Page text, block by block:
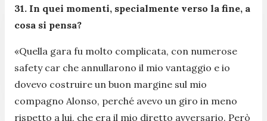
31. In quei momenti, specialmente verso la fine, a
cosa si pensa?
«Quella gara fu molto complicata, con numerose
safety car che annullarono il mio vantaggio e io
dovevo costruire un buon margine sul mio
compagno Alonso, perché avevo un giro in meno
rispetto a lui, che era il mio diretto avversario. Però